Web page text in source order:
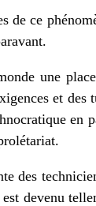
de ce
une
et
en
des
devenu